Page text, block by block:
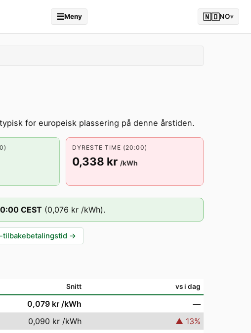
☰Meny 🇳🇴NO▾
for europeisk plassering på denne årstiden.
DYRESTE TIME (20:00)
0,338 kr /kWh
:00 CEST (0,076 kr /kWh).
tilbakebetalingstid →
Snitt vs i dag
0,079 kr /kWh
—
0,090 kr /kWh ▲ 13%